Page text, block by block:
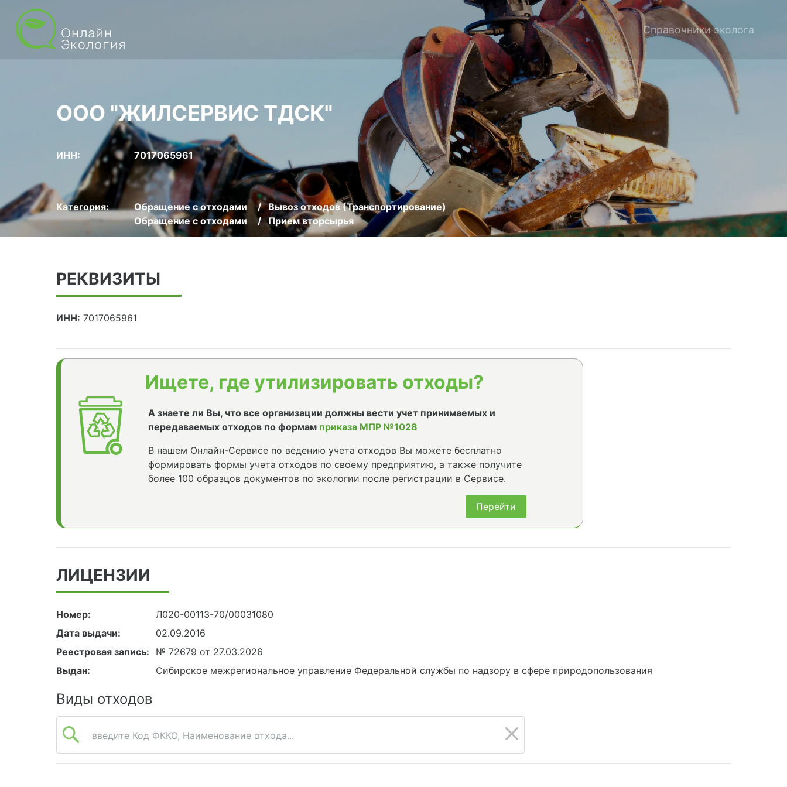
Справочники эколога
ООО "ЖИЛСЕРВИС ТДСК"
ИНН: 7017065961
Категория: Обращение с отходами
Вывоз отходов (Транспортирование)
Обращение с отходами
Прием вторсырья
РЕКВИЗИТЫ
ИНН: 7017065961
Ищете, где утилизировать отходы?
А знаете ли Вы, что все организации должны вести учет принимаемых и
передаваемых отходов по формам приказа МПР №1028
В нашем Онлайн-Сервисе по ведению учета отходов Вы можете бесплатно
формировать формы учета отходов по своему предприятию, а также получите
более 100 образцов документов по экологии после регистрации в Сервисе.
Перейти
ЛИЦЕНЗИИ
Номер:
Л020-00113-70/00031080
Дата выдачи:
02.09.2016
Реестровая запись:
№ 72679 от 27.03.2026
Выдан:
Сибирское межрегиональное управление Федеральной службы по надзору в сфере природопользования
Виды отходов
введите Код ФККО, Наименование отхода...